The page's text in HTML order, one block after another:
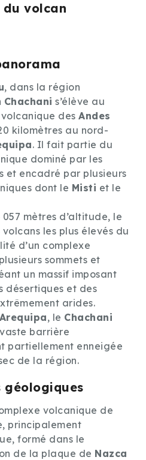
volcan
, dans la région
Chachani s’élève au
desAndes
kilomètres au nord-
. Il fait partie du
dominé par les
et encadré par plusieurs
dont le Misti et le
mètres d’altitude, le
volcans les plus élevés du
d’un complexe
sommets et
un massif imposant
désertiques et des
arides.
Arequipa, le Chachani
barrière
partiellement enneigée
de la région.
volcanique de
principalement
formé dans le
de la plaque de Nazca